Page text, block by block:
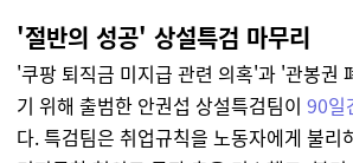
'절반의 성공' 상설특검 마무리
'쿠팡 퇴직금 미지급 관련 의혹'과 '관봉권
기 위해 출범한 안권섭 상설특검팀이 90일
다. 특검팀은 취업규칙을 노동자에게 불리